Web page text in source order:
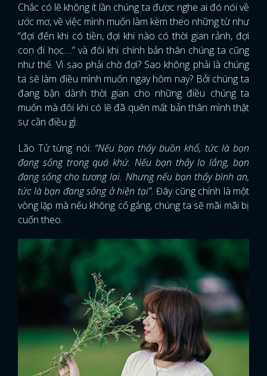
Chắc có lẽ không ít lần chúng ta được nghe ai đó nói về
ước mơ, về việc mình muốn làm kèm theo những từ như
“đợi đến khi có tiền, đợi khi nào có thời gian rảnh, đợi
con đi học….” và đôi khi chính bản thân chúng ta cũng
như thế. Vì sao phải chờ đợi? Sao không phải là chúng
ta sẽ làm điều mình muốn ngay hôm nay? Bởi chúng ta
đang bận dành thời gian cho những điều chúng ta
muốn mà đôi khi có lẽ đã quên mất bản thân mình thật
sự cần điều gì.
Lão Tử từng nói: “Nếu bạn thấy buồn khổ, tức là bạn
đang sống trong quá khứ. Nếu bạn thấy lo lắng, bạn
đang sống cho tương lai. Nhưng nếu bạn thấy bình an,
tức là bạn đang sống ở hiện tại”. Đây cũng chính là một
vòng lặp mà nếu không cố gắng, chúng ta sẽ mãi mãi bị
cuốn theo.